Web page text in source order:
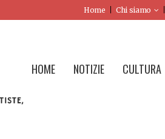
Home Chi siamo
HOME NOTIZIE CULTURA